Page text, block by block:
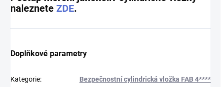
naleznete ZDE.
Doplňkové parametry
Kategorie: Bezpečnostní cylindrická vložka FAB 4****